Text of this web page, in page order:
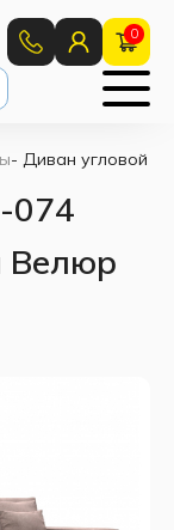
0
- Диван угловой
074
Велюр